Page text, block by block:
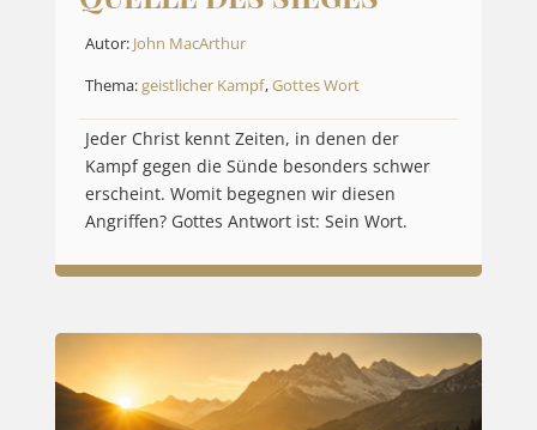
Autor: John MacArthur
Thema:geistlicher Kampf,Gottes Wort
Jeder Christ kennt Zeiten, in denen der
Kampf gegen die Sünde besonders schwer
erscheint. Womit begegnen wir diesen
Angriffen? Gottes Antwort ist: Sein Wort.